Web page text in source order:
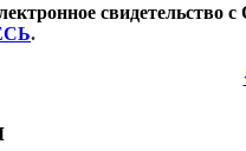
свидетельство
.